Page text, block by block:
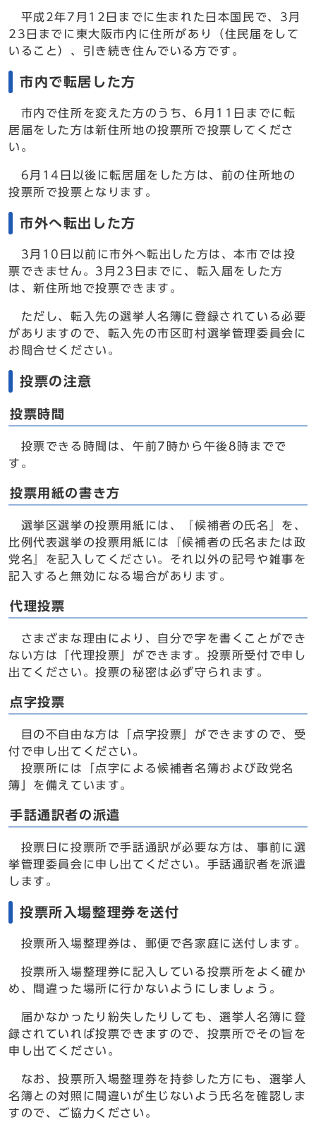
平成2年7月12日までに生まれた日本国民で、3月
23日までに東大阪市内に住所があり（住民届をして
いること）、引き続き住んでいる方です。
市内で転居した方
市内で住所を変えた方のうち、6月11日までに転
居届をした方は新住所地の投票所で投票してくださ
い。
6月14日以後に転居届をした方は、前の住所地の
投票所で投票となります。
市外へ転出した方
3月10日以前に市外へ転出した方は、本市では投
票できません。3月23日までに、転入届をした方
は、新住所地で投票できます。
ただし、転入先の選挙人名簿に登録されている必要
がありますので、転入先の市区町村選挙管理委員会に
お問合せください。
投票の注意
投票時間
投票できる時間は、午前7時から午後8時までで
す。
投票用紙の書き方
選挙区選挙の投票用紙には、『候補者の氏名』を、
比例代表選挙の投票用紙には『候補者の氏名または政
党名』を記入してください。それ以外の記号や雑事を
記入すると無効になる場合があります。
代理投票
さまざまな理由により、自分で字を書くことができ
ない方は「代理投票」ができます。投票所受付で申し
出てください。投票の秘密は必ず守られます。
点字投票
目の不自由な方は「点字投票」ができますので、受
付で申し出てください。
投票所には「点字による候補者名簿および政党名
簿」を備えています。
手話通訳者の派遣
投票日に投票所で手話通訳が必要な方は、事前に選
挙管理委員会に申し出てください。手話通訳者を派遣
します。
投票所入場整理券を送付
投票所入場整理券は、郵便で各家庭に送付します。
投票所入場整理券に記入している投票所をよく確か
め、間違った場所に行かないようにしましょう。
届かなかったり紛失したりしても、選挙人名簿に登
録されていれば投票できますので、投票所でその旨を
申し出てください。
なお、投票所入場整理券を持参した方にも、選挙人
名簿との対照に間違いが生じないよう氏名を確認しま
すので、ご協力ください。